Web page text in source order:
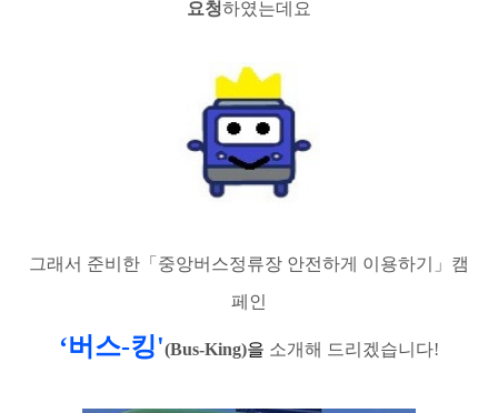
요청하였는데요
그래서 준비한 「 중앙버스정류장 안전하게 이용하기 」 캠
페인
‘버스-킹'(Bus-King)을 소개해 드리겠습니다!